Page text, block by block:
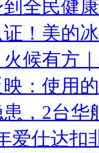
全民健
！美的
候有方
：使用
，2台华
爱仕达